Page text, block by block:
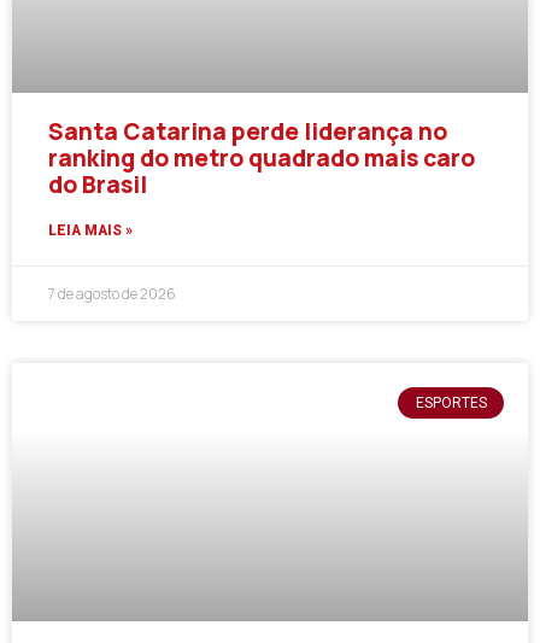
Santa Catarina perde liderança no
ranking do metro quadrado mais caro
do Brasil
LEIA MAIS »
7 de agosto de 2026
ESPORTES